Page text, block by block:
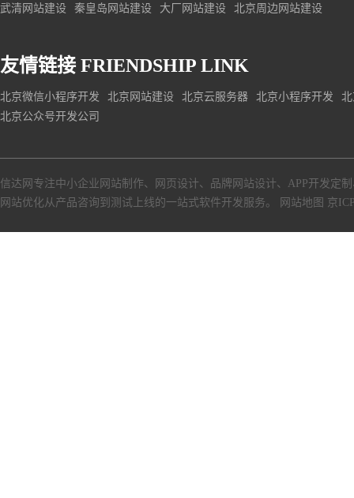
武清网站建设
秦皇岛网站建设 大厂网站建设 北京周边网站建设
友情链接 FRIENDSHIP LINK
北京微信小程序开发 北京网站建设 北京云服务器 北京小程序开发
北京公众号开发公司
信达网专注中小企业网站制作、 网页设计、 品牌网站设计、 APP开发定制
网站优化从产品咨询到测试上线的一站式软件开发服务。
网站地图 京